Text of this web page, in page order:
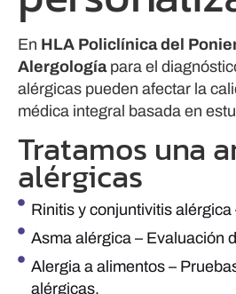
En HLA Policlínica del
Alergologíapara el
alérgicas pueden afectar la
médica integral basada en
Tratamos una
alérgicas
Rinitis y conjuntivitis
Asma alérgica – Evaluación
Alergia a alimentos –
alérgicas.